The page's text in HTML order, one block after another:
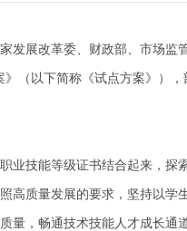
发展改革委、财政部、市场
》（以下简称《试点方案》）
技能等级证书结合起来，探
高质量发展的要求，坚持以
量，畅通技术技能人才成长通